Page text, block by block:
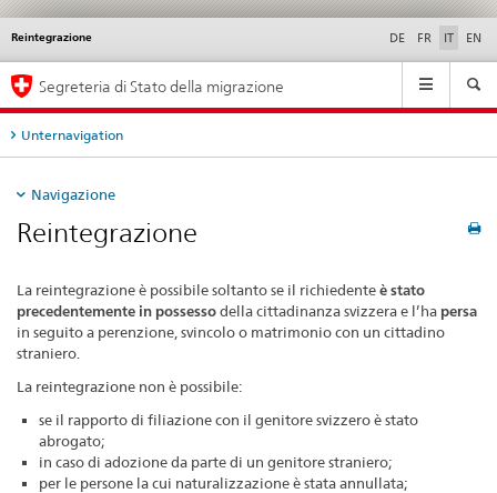
Reintegrazione DE FR IT EN
Service
Navigation
Segreteria di Stato della migrazione
Unternavigation
Navigazione
Reintegrazione
La reintegrazione è possibile soltanto se il richiedenteè stato
precedentemente in possessodella cittadinanza svizzera e l’ha persa
in seguito a perenzione, svincolo o matrimonio con un cittadino
straniero.
La reintegrazione non è possibile:
se il rapporto di filiazione con il genitore svizzero è stato
abrogato;
in caso di adozione da parte di un genitore straniero;
per le persone la cui naturalizzazione è stata annullata;